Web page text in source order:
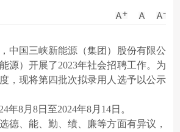
国三峡新能源（集团）股份有限公
源）开展了2023年社会招聘工作。为
，现将第四批次拟录用人选予以公示
8月8日至2024年8月14日。
、能、勤、绩、廉等方面有异议，